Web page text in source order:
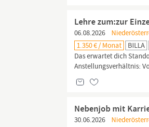
Lehre zum:zur
06.08.2026
1.350 € / Monat
BILLA
Das erwartet dich
Anstellungsverhältnis:
Nebenjob mit
30.06.2026